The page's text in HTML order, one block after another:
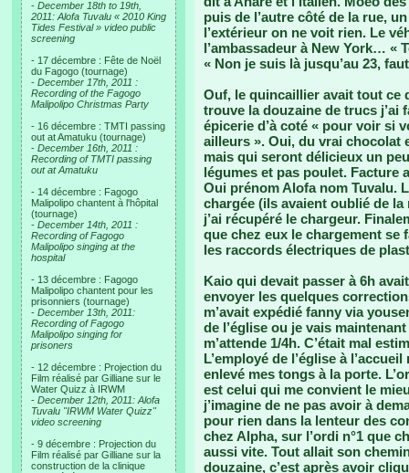
- December 18th to 19th,
2011: Alofa Tuvalu « 2010 King
Tides Festival » video public
screening
- 17 décembre : Fête de Noël
du Fagogo (tournage)
- December 17th, 2011 :
Recording of the Fagogo
Malipolipo Christmas Party
- 16 décembre : TMTI passing
out at Amatuku (tournage)
- December 16th, 2011 :
Recording of TMTI passing
out at Amatuku
- 14 décembre : Fagogo
Malipolipo chantent à l'hôpital
(tournage)
- December 14th, 2011 :
Recording of Fagogo
Malipolipo singing at the
hospital
- 13 décembre : Fagogo
Malipolipo chantent pour les
prisonniers (tournage)
- December 13th, 2011:
Recording of Fagogo
Malipolipo singing for
prisoners
- 12 décembre : Projection du
Film réalisé par Gilliane sur le
Water Quizz à IRWM
- December 12th, 2011: Alofa
Tuvalu "IRWM Water Quizz"
video screening
- 9 décembre : Projection du
Film réalisé par Gilliane sur la
construction de la clinique
puis de l’autre côté de la rue,
l’extérieur on ne voit rien. Le
l’ambassadeur à New York… «
« Non je suis là jusqu’au 23,
Ouf, le quincaillier avait tout ce
trouve la douzaine de trucs j’ai
épicerie d’à coté « pour voir si
ailleurs ». Oui, du vrai chocolat
mais qui seront délicieux un
légumes et pas poulet. Facture
Oui prénom Alofa nom Tuvalu.
chargée (ils avaient oublié de
j’ai récupéré le chargeur.
que chez eux le chargement se
les raccords électriques de
Kaio qui devait passer à 6h
envoyer les quelques
m’avait expédié fanny via
de l’église ou je vais
m’attende 1/4h. C’était mal
L’employé de l’église à
enlevé mes tongs à la porte.
est celui qui me convient le
j’imagine de ne pas avoir à
pour rien dans la lenteur des
chez Alpha, sur l’ordi n°1 que
aussi vite. Tout allait son
douzaine, c’est après avoir